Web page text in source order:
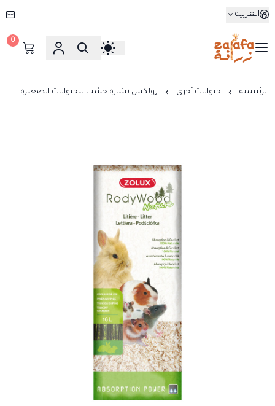
العربية
زرافة
0
الرئيسية حيوانات أخرى زولكس نشارة خشب للحيوانات الصغيرة